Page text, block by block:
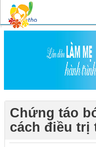
Chứng táo
cách điều trị